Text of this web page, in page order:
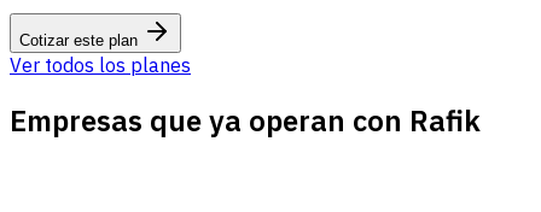
Cotizar este plan
Ver todos los planes
Empresas que ya operan con Rafik